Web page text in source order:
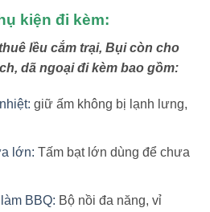
kiện đi kèm:
lều cắm trại, Bụi còn cho
dã ngoại đi kèm bao gồm:
giữ ấm không bị lạnh lưng,
lớn: Tấm bạt lớn dùng để chưa
BBQ: Bộ nồi đa năng, vỉ